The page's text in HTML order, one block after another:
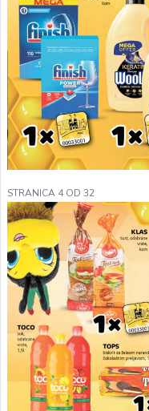
STRANICA 4 OD 32